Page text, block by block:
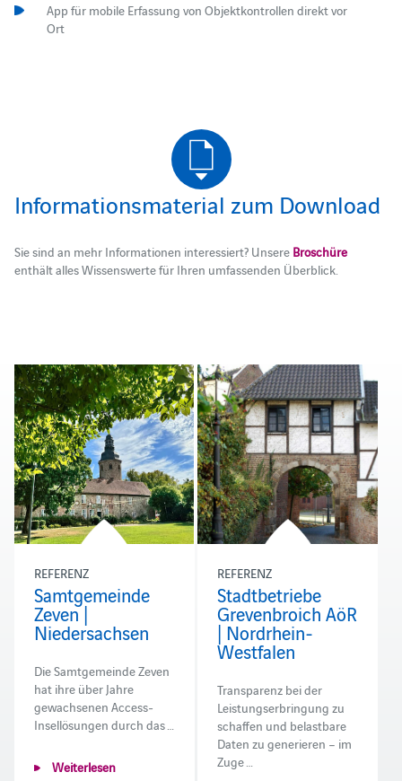
App für mobile Erfassung von Objektkontrollen direkt vor
Ort
Informationsmaterial zum Download
Sie sind an mehr Informationen interessiert? Unsere Broschüre
enthält alles Wissenswerte für Ihren umfassenden Überblick.
REFERENZ
Samtgemeinde
Zeven |
Niedersachsen
Die Samtgemeinde Zeven
hat ihre über Jahre
gewachsenen Access-
Insellösungen durch das …
Weiterlesen
REFERENZ
Stadtbetriebe
Grevenbroich AöR
| Nordrhein-
Westfalen
Transparenz bei der
Leistungserbringung zu
schaffen und belastbare
Daten zu generieren – im
Zuge …